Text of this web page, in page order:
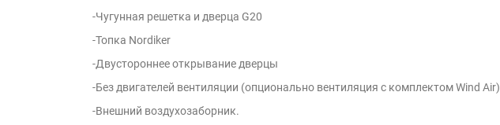
-Чугунная решетка и дверца G20
-Топка Nordiker
-Двустороннее открывание дверцы
-Без двигателей вентиляции (опционально вентиляция с комплектом Wind Air)
-Внешний воздухозаборник.